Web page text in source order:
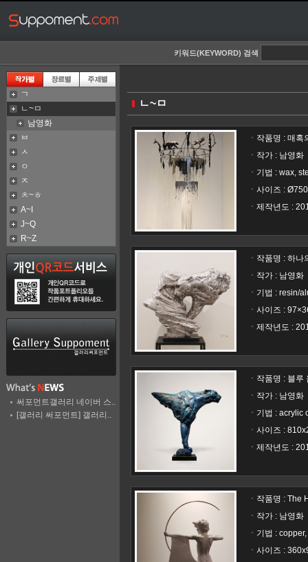
키워드(KEYWORD) 검색
ㄱ
ㄴ~ㅁ
남영화
ㅂ
ㅅ
ㅇ
ㅈ
ㅊ~ㅎ
A~I
J~Q
R~Z
써포먼트갤러리 네이버 스..
[갤러리 써포먼트] 갤러리..
ㄴ~ㅁ
ㆍ작품명 : 매혹
ㆍ작가 : 남영화
ㆍ사이즈 :
ㆍ제작년도 :
ㆍ작품명 : 하나
ㆍ작가 : 남영화
ㆍ기법 : resin/
ㆍ사이즈 :
ㆍ제작년도 :
ㆍ작품명 : 블루
ㆍ작가 : 남영화
ㆍ기법 : acrylic
ㆍ사이즈 :
ㆍ제작년도 :
ㆍ작품명 : The
ㆍ작가 : 남영화
ㆍ기법 :
ㆍ사이즈 :